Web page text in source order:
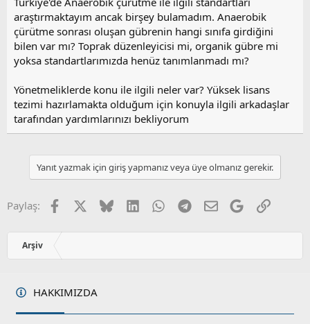
a
ş
l
a
t
a
ı
ç
t
a
r
i
i
araştırmaktayım ancak birşey bulamadım. Anaerobik
çürütme sonrası oluşan gübrenin hangi sınıfa girdiğini
bilen var mı? Toprak düzenleyicisi mi, organik gübre mi
yoksa standartlarımızda henüz tanımlanmadı mı?
Yönetmeliklerde konu ile ilgili neler var? Yüksek lisans
tezimi hazırlamakta olduğum için konuyla ilgili arkadaşlar
tarafından yardımlarınızı bekliyorum
Yanıt yazmak için giriş yapmanız veya üye olmanız gerekir.
Paylaş: Facebook BlueskyLinkedInWhatsApp
Telegram
E-postaGoogleLink
Arşiv
HAKKIMIZDA